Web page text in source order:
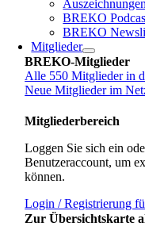
BREKO
BREKO
Mitglieder
BREKO-Mitglieder
Alle 550 Mitglieder in
Neue Mitglieder im
Mitgliederbereich
Loggen Sie sich ein
Benutzeraccount, um
können.
Login / Registrierung
Zur Übersichtskarte